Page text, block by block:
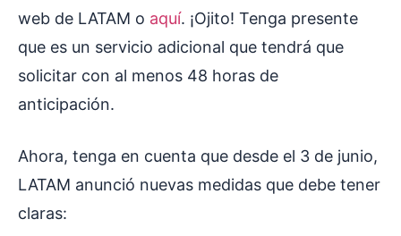
web de LATAM o aquí. ¡Ojito! Tenga presente
que es un servicio adicional que tendrá que
solicitar con al menos 48 horas de
anticipación.
Ahora, tenga en cuenta que desde el 3 de junio,
LATAM anunció nuevas medidas que debe tener
claras: